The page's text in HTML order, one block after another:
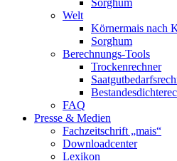
Welt
Körnermais nach
Sorghum
Berechnungs-Tools
Trockenrechner
FAQ
Presse & Medien
Fachzeitschrift „mais“
Downloadcenter
Lexikon